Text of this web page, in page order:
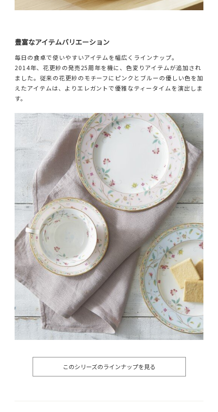
豊富なアイテムバリエーション
毎日の食卓で使いやすいアイテムを幅広くラインナップ。
2014年、花更紗の発売25周年を機に、色変りアイテムが追加され
ました。従来の花更紗のモチーフにピンクとブルーの優しい色を加
えたアイテムは、よりエレガントで優雅なティータイムを演出しま
す。
このシリーズのラインナップを見る